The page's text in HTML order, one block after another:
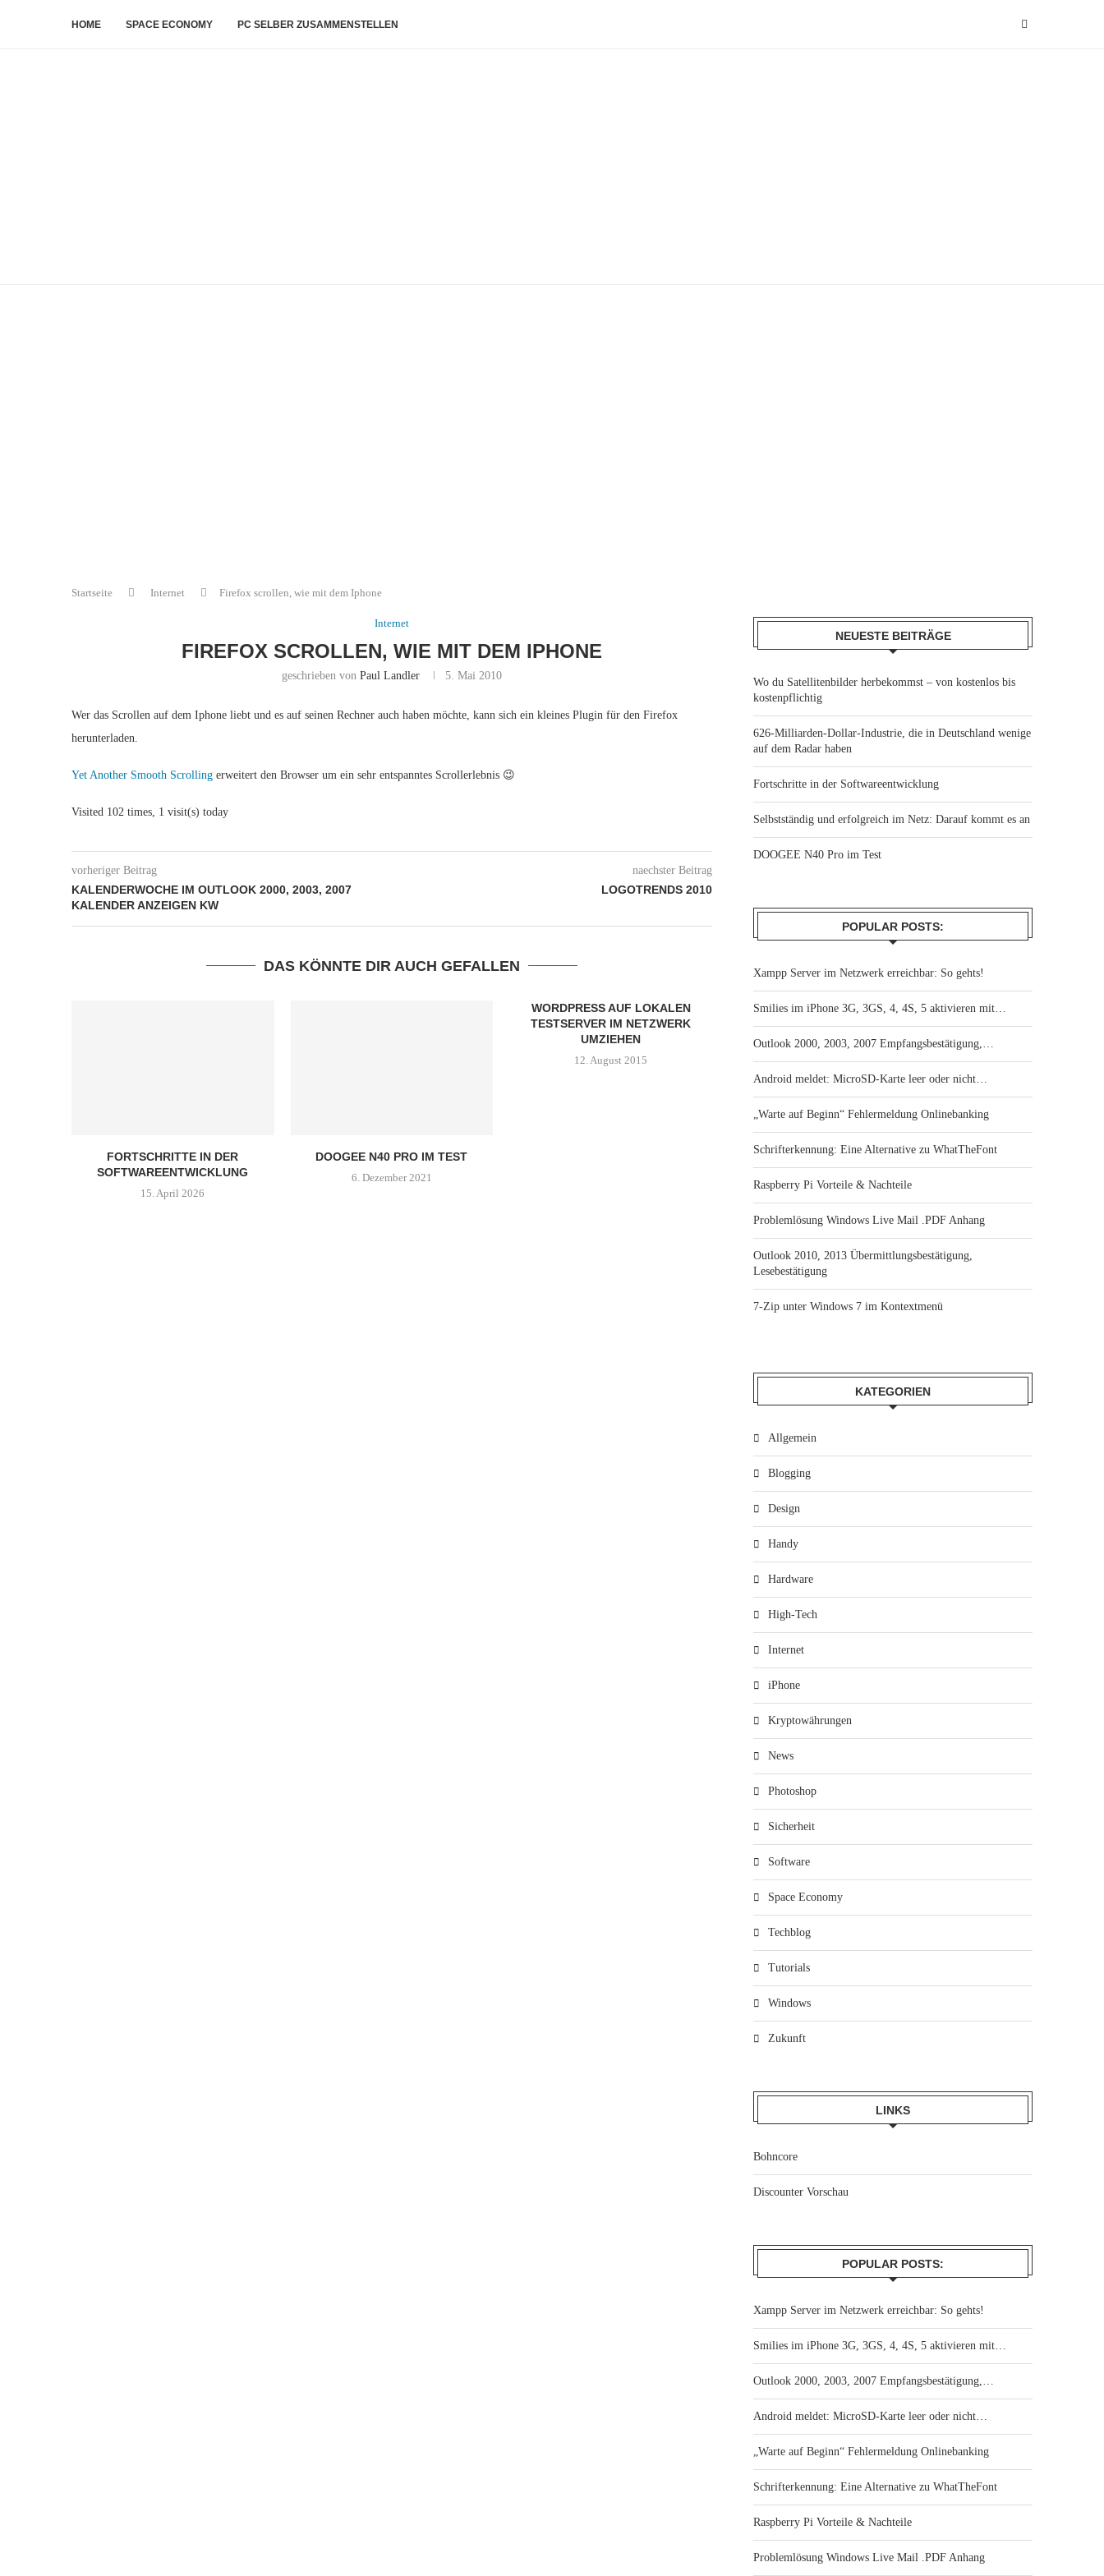
HOME SPACE ECONOMY PC SELBER ZUSAMMENSTELLEN
Startseite Internet Firefox scrollen, wie mit dem Iphone
Internet
FIREFOX SCROLLEN, WIE MIT DEM IPHONE
geschrieben von Paul Landler 5. Mai 2010
Wer das Scrollen auf dem Iphone liebt und es auf seinen Rechner auch haben möchte, kann sich ein kleines Plugin für den Firefox
herunterladen.
Yet Another Smooth Scrolling erweitert den Browser um ein sehr entspanntes Scrollerlebnis 😉
Visited 102 times, 1 visit(s) today
vorheriger Beitrag
KALENDERWOCHE IM OUTLOOK 2000, 2003, 2007
KALENDER ANZEIGEN KW
naechster Beitrag
LOGOTRENDS 2010
DAS KÖNNTE DIR AUCH GEFALLEN
FORTSCHRITTE IN DER
SOFTWAREENTWICKLUNG
15. April 2026
DOOGEE N40 PRO IM TEST
6. Dezember 2021
WORDPRESS AUF LOKALEN
TESTSERVER IM NETZWERK
UMZIEHEN
12. August 2015
NEUESTE BEITRÄGE
Wo du Satellitenbilder herbekommst – von kostenlos bis
kostenpflichtig
626-Milliarden-Dollar-Industrie, die in Deutschland wenige
auf dem Radar haben
Fortschritte in der Softwareentwicklung
Selbstständig und erfolgreich im Netz: Darauf kommt es an
DOOGEE N40 Pro im Test
POPULAR POSTS:
Xampp Server im Netzwerk erreichbar: So gehts!
Smilies im iPhone 3G, 3GS, 4, 4S, 5 aktivieren mit…
Outlook 2000, 2003, 2007 Empfangsbestätigung,…
Android meldet: MicroSD-Karte leer oder nicht…
„Warte auf Beginn“ Fehlermeldung Onlinebanking
Schrifterkennung: Eine Alternative zu WhatTheFont
Raspberry Pi Vorteile & Nachteile
Problemlösung Windows Live Mail .PDF Anhang
Outlook 2010, 2013 Übermittlungsbestätigung,
Lesebestätigung
7-Zip unter Windows 7 im Kontextmenü
KATEGORIEN
Allgemein
Blogging
Design
Handy
Hardware
High-Tech
Internet
iPhone
Kryptowährungen
News
Photoshop
Sicherheit
Software
Space Economy
Techblog
Tutorials
Windows
Zukunft
LINKS
Bohncore
Discounter Vorschau
POPULAR POSTS:
Xampp Server im Netzwerk erreichbar: So gehts!
Smilies im iPhone 3G, 3GS, 4, 4S, 5 aktivieren mit…
Outlook 2000, 2003, 2007 Empfangsbestätigung,…
Android meldet: MicroSD-Karte leer oder nicht…
„Warte auf Beginn“ Fehlermeldung Onlinebanking
Schrifterkennung: Eine Alternative zu WhatTheFont
Raspberry Pi Vorteile & Nachteile
Problemlösung Windows Live Mail .PDF Anhang